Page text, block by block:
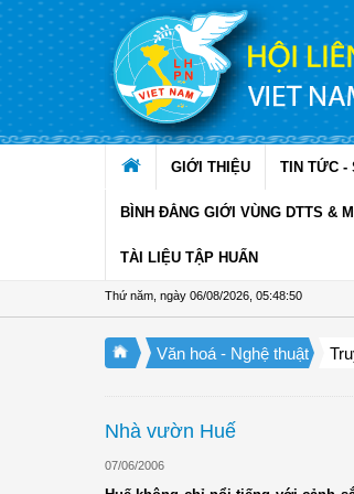
Truy cập nội dung luôn
GIỚI THIỆU TIN TỨC -
BÌNH ĐẲNG GIỚI VÙNG DTTS &
TÀI LIỆU TẬP HUẤN
Thứ năm, ngày 06/08/2026 05:48:50
Đề án 01 tạo chuyển biến tích
Văn hoá - Nghệ thuật
Nhà vườn Huế
07/06/2006